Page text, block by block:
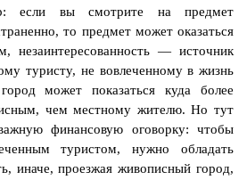
если вы смотрите на предмет
то предмет может оказаться
незаинтересованность — источник
туристу, не вовлеченному в жизнь
может показаться куда более
чем местному жителю. Но тут
финансовую оговорку: чтобы
туристом, нужно обладать
иначе, проезжая живописный город,